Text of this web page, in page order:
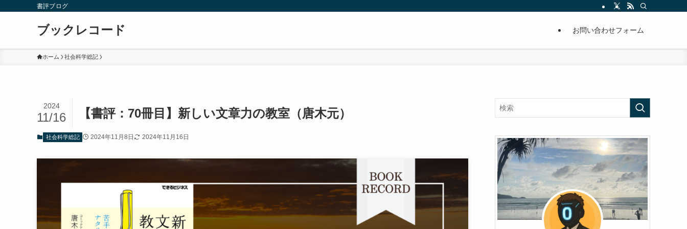
書評ブログ
ブックレコード お問い合わせフォーム
ホーム 社会科学総記
【書評：70冊目】新しい文章力の教室（唐木元）
2024
11/16
社会科学総記 2024年11月8日 2024年11月16日